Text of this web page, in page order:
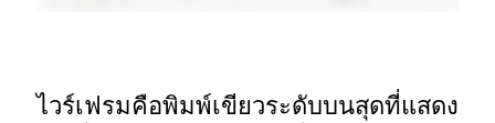
ไวร์เฟรมคือพิมพ์เขียวระดับบนสุดที่แสดง